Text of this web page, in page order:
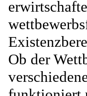
Ob der